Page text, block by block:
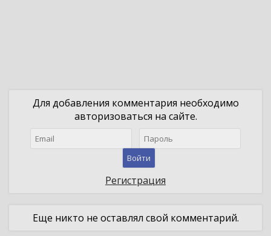
Для добавления комментария необходимо
авторизоваться на сайте.
Войти
Регистрация
Еще никто не оставлял свой комментарий.